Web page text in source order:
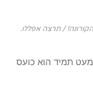
/ תרצה אפללו.
תמיד הוא כועס